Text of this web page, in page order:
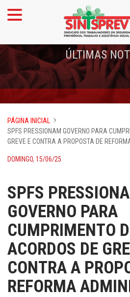
ÚLTIMAS
PÁGINA INICIAL
SPFS PRESSIONAM GOVERNO PARA
GREVE E CONTRA A PROPOSTA DE
DOMINGO, 15/06/25
SPFS
GOVERNO PARA
CUMPRIMENTO
ACORDOS DE
CONTRA A
REFORMA